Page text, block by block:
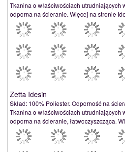
Tkanina o właściwościach utrudniających
odporna na ścieranie. Więcej na stronie
Zetta Idesin
Skład: 100% Poliester. Odporność na
Tkanina o właściwościach utrudniających
odporna na ścieranie, łatwoczyszcząca.